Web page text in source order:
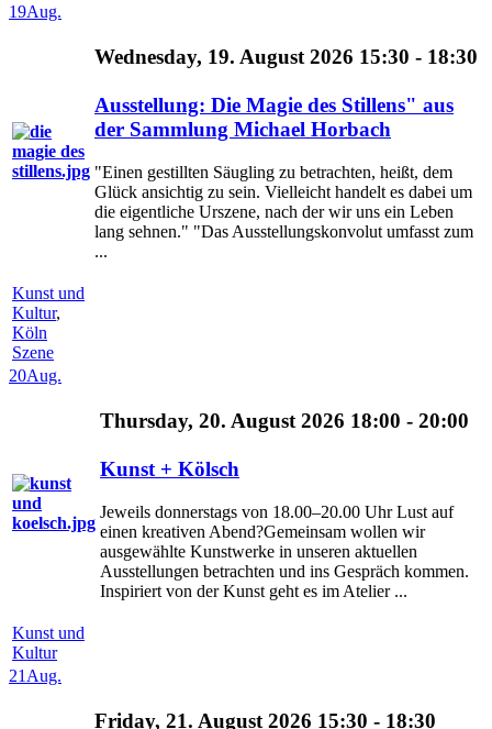
19Aug.
Wednesday, 19. August 2026 15:30 - 18:30
Ausstellung: Die Magie des Stillens" aus
der Sammlung Michael Horbach
"Einen gestillten Säugling zu betrachten, heißt, dem
Glück ansichtig zu sein. Vielleicht handelt es dabei um
die eigentliche Urszene, nach der wir uns ein Leben
lang sehnen." "Das Ausstellungskonvolut umfasst zum
...
Kunst und
Kultur,
Köln
Szene
20Aug.
Thursday, 20. August 2026 18:00 - 20:00
Kunst + Kölsch
Jeweils donnerstags von 18.00–20.00 Uhr Lust auf
einen kreativen Abend?Gemeinsam wollen wir
ausgewählte Kunstwerke in unseren aktuellen
Ausstellungen betrachten und ins Gespräch kommen.
Inspiriert von der Kunst geht es im Atelier ...
Kunst und
Kultur
21 Aug.
Friday, 21. August 2026 15:30 - 18:30